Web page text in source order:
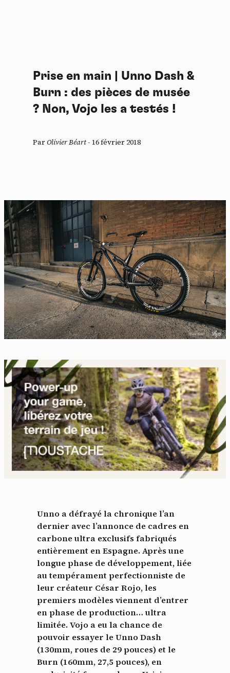
Prise en main | Unno Dash &
Burn : des pièces de musée
? Non, Vojo les a testés !
ParOlivier Béart- 16 février 2018
Unno a défrayé la chronique l’an
dernier avec l’annonce de cadres en
carbone ultra exclusifs fabriqués
entièrement en Espagne. Après une
longue phase de développement, liée
au tempérament perfectionniste de
leur créateur César Rojo, les
premiers modèles viennent d’entrer
en phase de production… ultra
limitée. Vojo a eu la chance de
pouvoir essayer le Unno Dash
(130mm, roues de 29 pouces) et le
Burn (160mm, 27,5 pouces), en